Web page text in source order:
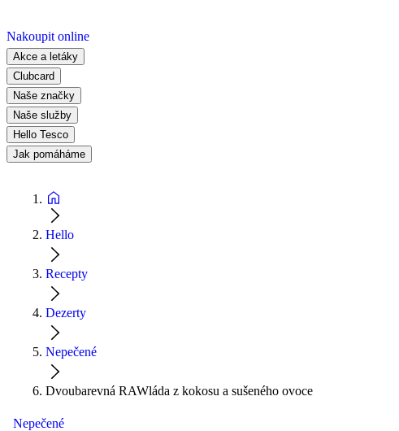
Nakoupit online
Akce a letáky
Clubcard
Naše značky
Naše služby
Hello Tesco
Jak pomáháme
Hello
Recepty
Dezerty
Nepečené
Dvoubarevná RAWláda z kokosu a sušeného ovoce
Nepečené